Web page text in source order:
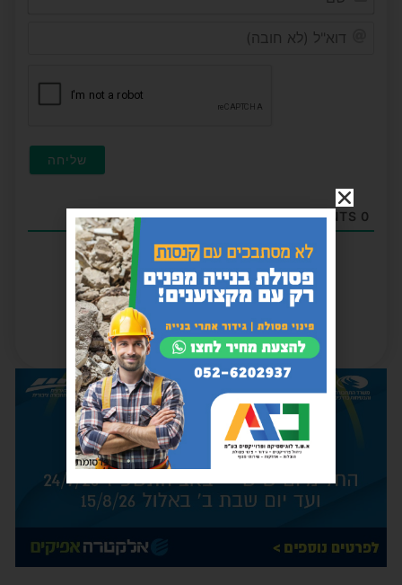
0
פרסומת